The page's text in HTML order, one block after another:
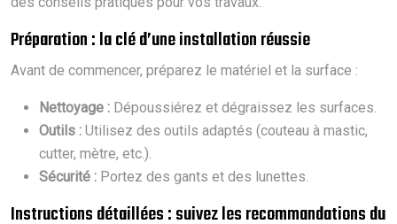
Préparation : la clé d’une installation réussie
Avant de commencer, préparez le matériel et la surface :
Nettoyage : Dépoussiérez et dégraissez les surfaces.
Outils : Utilisez des outils adaptés (couteau à mastic,
cutter, mètre, etc.).
Sécurité : Portez des gants et des lunettes.
Instructions détaillées : suivez les recommandations du